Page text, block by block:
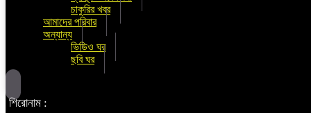
চাকুরির খবর
আমাদের পরিবার
অন্যান্য
ভিডিও ঘর
ছবি ঘর
শিরোনাম :